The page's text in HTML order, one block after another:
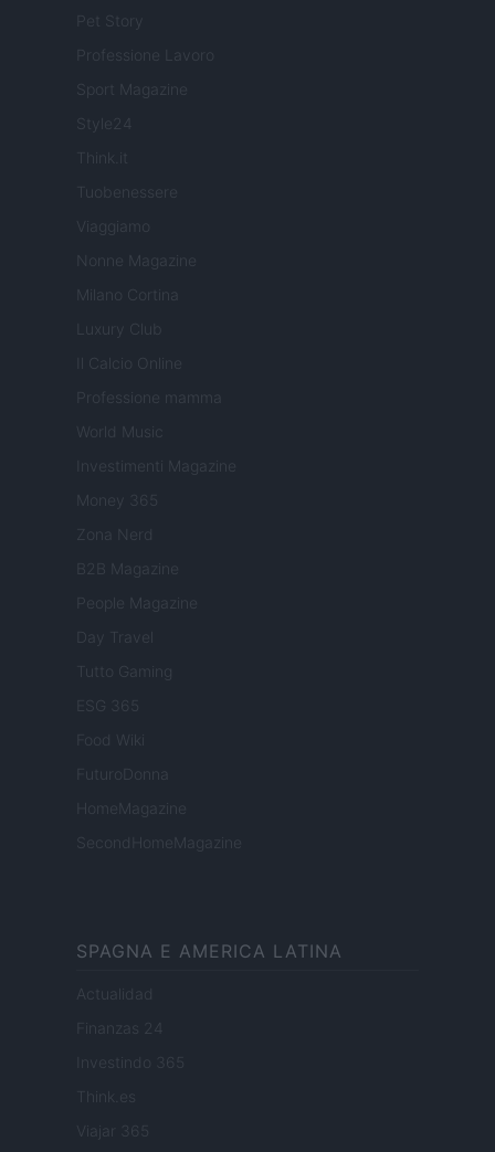
Professione Lavoro
Sport Magazine
Style24
Think.it
Tuobenessere
Viaggiamo
Nonne Magazine
Milano Cortina
Luxury Club
Il Calcio Online
Professione mamma
World Music
Investimenti Magazine
Money 365
Zona Nerd
B2B Magazine
People Magazine
Day Travel
Tutto Gaming
ESG 365
Food Wiki
FuturoDonna
HomeMagazine
SecondHomeMagazine
SPAGNA E AMERICA LATINA
Actualidad
Finanzas 24
Investindo 365
Think.es
Viajar 365